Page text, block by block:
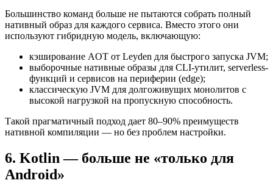
Большинство команд больше не пытаются собрать полный
нативный образ для каждого сервиса. Вместо этого они
используют гибридную модель, включающую:
кэширование AOT от Leyden для быстрого запуска JVM;
выборочные нативные образы для CLI-утилит, serverless-
функций и сервисов на периферии (edge);
классическую JVM для долгоживущих монолитов с
высокой нагрузкой на пропускную способность.
Такой прагматичный подход дает 80–90% преимуществ
нативной компиляции — но без проблем настройки.
6. Kotlin — больше не «только для
Android»